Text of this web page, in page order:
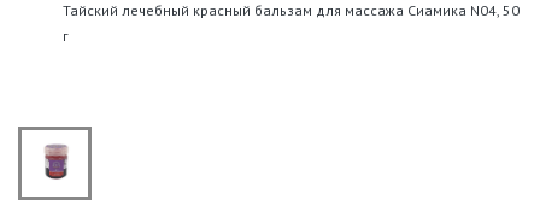
Тайский лечебный красный бальзам для массажа Сиамика N04, 50
г